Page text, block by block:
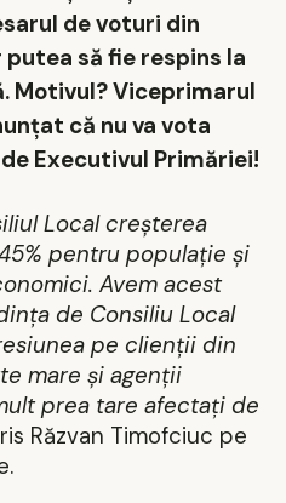
de voturi din
să fie respins la
Motivul? Viceprimarul
că nu va vota
Executivul Primăriei!
Local creșterea
pentru populație și
Avem acest
de Consiliu Local
pe clienții din
mare și agenții
prea tare afectați de
Răzvan Timofciuc pe